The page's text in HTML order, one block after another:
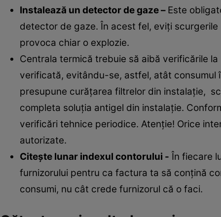
Instalează un detector de gaze –Este
detector de gaze. În acest fel, eviţi
provoca chiar o explozie.
Centrala termică trebuie să aibă verificările
verificată, evitându-se, astfel, atât consumul
presupune curăţarea filtrelor din instalaţie,
completa soluţia antigel din instalaţie.
verificări tehnice periodice. Atenţie! Orice
autorizate.
Citeşte lunar indexul contorului - În fiecare
furnizorului pentru ca factura ta să conţină
consumi, nu cât crede furnizorul că o faci.